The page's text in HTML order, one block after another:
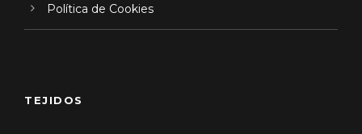
Política de Cookies
TEJIDOS